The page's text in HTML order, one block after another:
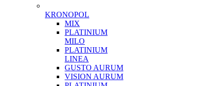
KRONOPOL
MIX
PLATINIUM
MILO
PLATINIUM
LINEA
GUSTO AURUM
VISION AURUM